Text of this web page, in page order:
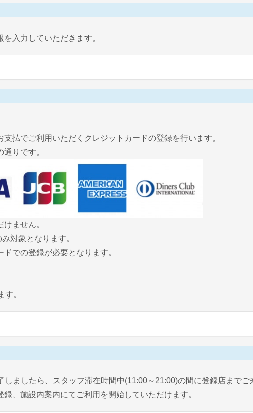
入力していただきます。
払でご利用いただくクレジットカードの登録を行います。
りです。
けません。
対象となります。
ドでの登録が必要となります。
す。
ましたら、スタッフ滞在時間中(11:00～21:00)の間に登録店までご
、施設内案内にてご利用を開始していただけます。